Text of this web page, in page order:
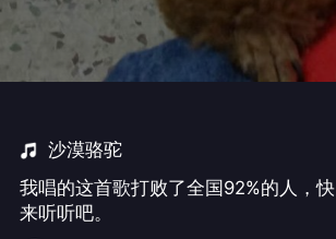
沙漠骆驼
我唱的这首歌打败了全国92%的人，快
来听听吧。